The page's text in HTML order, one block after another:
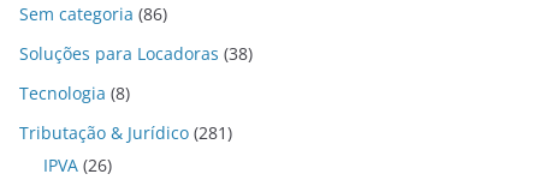
Sem categoria (86)
Soluções para Locadoras (38)
Tecnologia (8)
Tributação & Jurídico (281)
IPVA (26)